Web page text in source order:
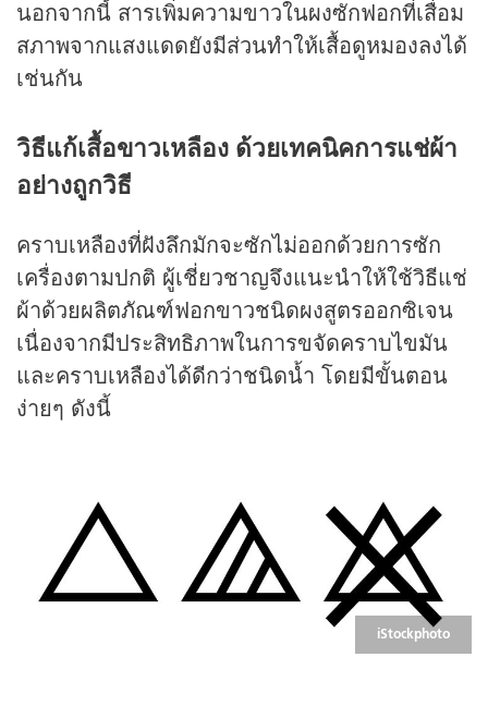
นอกจากนี้ สารเพิ่มความขาวในผงซักฟอกที่เสื่อม
สภาพจากแสงแดดยังมีส่วนทำให้เสื้อดูหมองลงได้
เช่นกัน
วิธีแก้เสื้อขาวเหลือง ด้วยเทคนิคการแช่ผ้า
อย่างถูกวิธี
คราบเหลืองที่ฝังลึกมักจะซักไม่ออกด้วยการซัก
เครื่องตามปกติ ผู้เชี่ยวชาญจึงแนะนำให้ใช้วิธีแช่
ผ้าด้วยผลิตภัณฑ์ฟอกขาวชนิดผงสูตรออกซิเจน
เนื่องจากมีประสิทธิภาพในการขจัดคราบไขมัน
และคราบเหลืองได้ดีกว่าชนิดน้ำ โดยมีขั้นตอน
ง่ายๆ ดังนี้
iStockphoto